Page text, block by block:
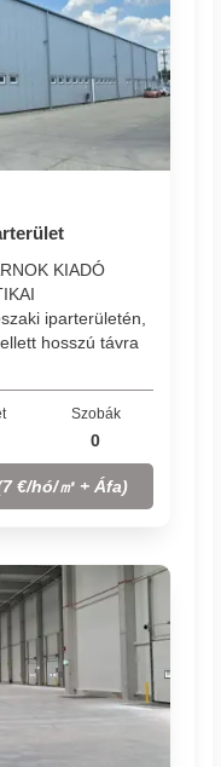
KIADÓ
iparterületén,
hosszú távra
Szobák
0
€/hó/㎡ + Áfa)